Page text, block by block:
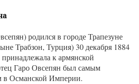
родился в городе Трапезуне
Трабзон, Турция) 30 декабря 1884
к армянской
Гаро Овсепян был самым
в Османской Империи.